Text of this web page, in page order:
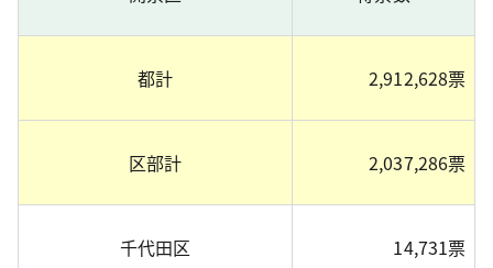
都計 2,912,628票
区部計 2,037,286票
千代田区 14,731票